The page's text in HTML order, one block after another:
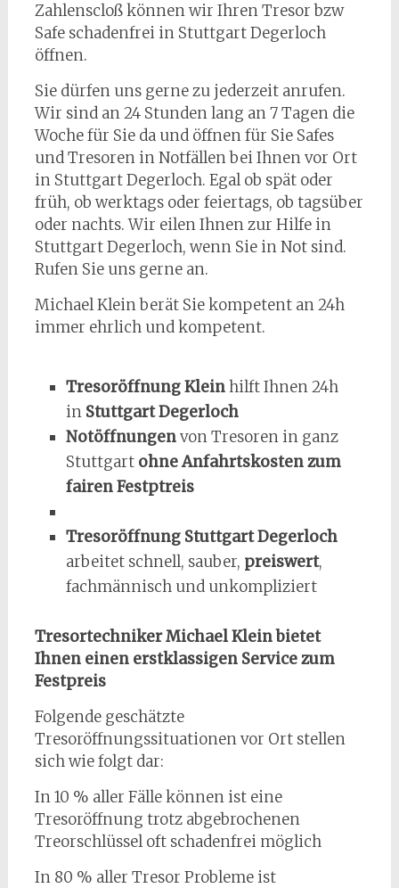
Zahlenscloß können wir Ihren Tresor bzw
Safe schadenfrei in Stuttgart Degerloch
öffnen.
Sie dürfen uns gerne zu jederzeit anrufen.
Wir sind an 24 Stunden lang an 7 Tagen die
Woche für Sie da und öffnen für Sie Safes
und Tresoren in Notfällen bei Ihnen vor Ort
in Stuttgart Degerloch. Egal ob spät oder
früh, ob werktags oder feiertags, ob tagsüber
oder nachts. Wir eilen Ihnen zur Hilfe in
Stuttgart Degerloch, wenn Sie in Not sind.
Rufen Sie uns gerne an.
Michael Klein berät Sie kompetent an 24h
immer ehrlich und kompetent.
Tresoröffnung Kleinhilft Ihnen 24h
in Stuttgart Degerloch
Notöffnungenvon Tresoren in ganz
Stuttgart ohne Anfahrtskosten zum
fairen Festptreis
Tresoröffnung Stuttgart Degerloch
arbeitet schnell, sauber, preiswert,
fachmännisch und unkompliziert
Tresortechniker Michael Klein bietet
Ihnen einen erstklassigen Servicezum
Festpreis
Folgende geschätzte
Tresoröffnungssituationen vor Ort stellen
sich wie folgt dar:
In 10 % aller Fälle können ist eine
Tresoröffnung trotz abgebrochenen
Treorschlüssel oft schadenfrei möglich
In 80 % aller Tresor Probleme ist